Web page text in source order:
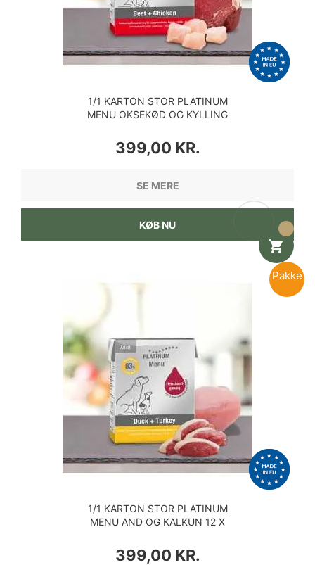
1/1 KARTON STOR PLATINUM
MENU OKSEKØD OG KYLLING
PRIS
399,00 KR.
SE MERE
KØB NU
Pakke
1/1 KARTON STOR PLATINUM
MENU AND OG KALKUN 12 X
PRIS
399,00 KR.
